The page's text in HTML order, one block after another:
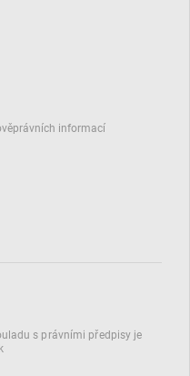
informací
s právními předpisy je